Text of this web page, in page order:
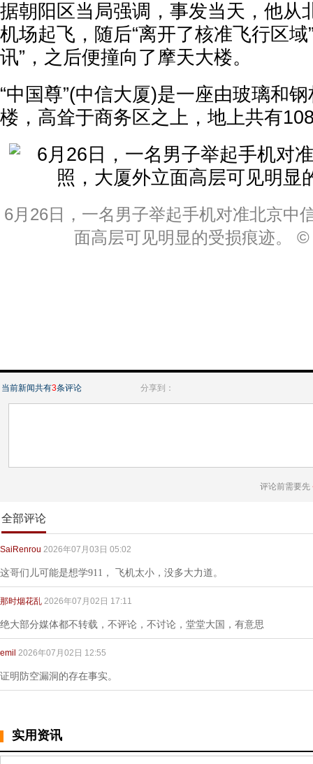
据朝阳区当局强调，事发当天，他从
机场起飞，随后“离开了核准飞行区域
讯”，之后便撞向了摩天大楼。
“中国尊”(中信大厦)是一座由玻璃和
楼，高耸于商务区之上，地上共有
6月26日，一名男子举起手机对准北京中
面高层可见明显的受损痕迹。
当前新闻共有3条评论 分享到：
评论前需要先
全部评论
SaiRenrou 2026年07月03日 05:02
这哥们儿可能是想学911， 飞机太小，没多大力道。
那时烟花乱 2026年07月02日 17:11
绝大部分媒体都不转载，不评论，不讨论，堂堂大国，有意思
emil 2026年07月02日 12:55
证明防空漏洞的存在事实。
实用资讯